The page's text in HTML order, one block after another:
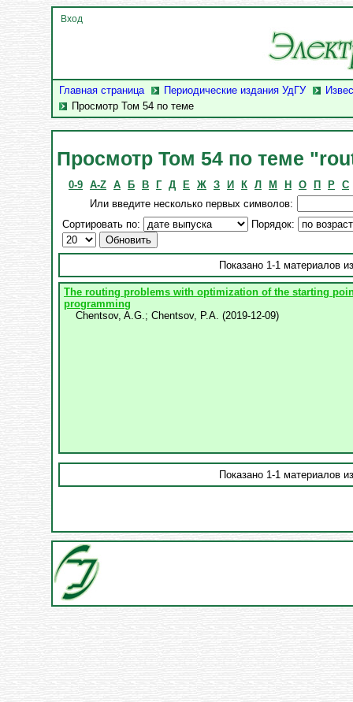
Главная страница Периодические издания УдГУ
Просмотр Том 54 по теме
Вход
Просмотр Том 54 по теме
0-9 A-Z А Б В Г Д Е Ж З И К Л М Н О П Р С
Или введите несколько первых символов:
Сортировать по:
Порядок:
Показано 1-1 материалов
The routing problems with optimization of the starting
programming
Chentsov, A.G.; Chentsov, P.A. (2019-12-09)
Показано 1-1 материалов